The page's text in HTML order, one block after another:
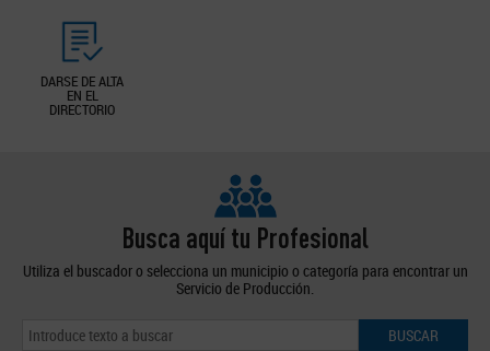
DARSE DE ALTA
EN EL
DIRECTORIO
Busca aquí tu Profesional
Utiliza el buscador o selecciona un municipio o categoría para encontrar un
Servicio de Producción.
BUSCAR